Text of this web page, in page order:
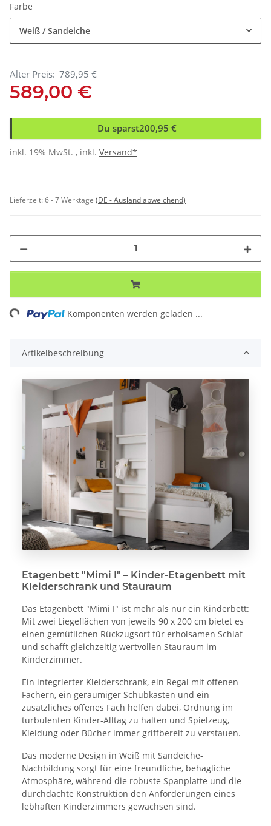
Farbe
Weiß / Sandeiche
Alter Preis: 789,95 €
589,00 €
Du sparst200,95 €
inkl. 19% MwSt. , inkl. Versand*
Lieferzeit:6 - 7 Werktage (DE - Ausland abweichend)
Komponenten werden geladen ...
Artikelbeschreibung
Etagenbett "Mimi I" – Kinder-Etagenbett mit
Kleiderschrank und Stauraum
Das Etagenbett "Mimi I" ist mehr als nur ein Kinderbett:
Mit zwei Liegeflächen von jeweils 90 x 200 cm bietet es
einen gemütlichen Rückzugsort für erholsamen Schlaf
und schafft gleichzeitig wertvollen Stauraum im
Kinderzimmer.
Ein integrierter Kleiderschrank, ein Regal mit offenen
Fächern, ein geräumiger Schubkasten und ein
zusätzliches offenes Fach helfen dabei, Ordnung im
turbulenten Kinder-Alltag zu halten und Spielzeug,
Kleidung oder Bücher immer griffbereit zu verstauen.
Das moderne Design in Weiß mit Sandeiche-
Nachbildung sorgt für eine freundliche, behagliche
Atmosphäre, während die robuste Spanplatte und die
durchdachte Konstruktion den Anforderungen eines
lebhaften Kinderzimmers gewachsen sind.